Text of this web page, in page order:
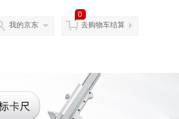
我的京东
0
去购物车结算